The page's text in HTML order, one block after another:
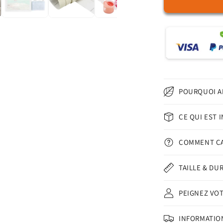
Sakura
Peinture
par
POURQUOI
CE QUI EST
COMMENT
TAILLE &
PEIGNEZ